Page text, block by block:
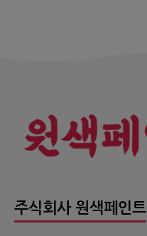
주식회사 원색페인트